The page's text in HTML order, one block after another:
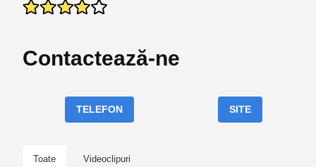
Contactează-ne
TELEFON SITE
Toate Videoclipuri